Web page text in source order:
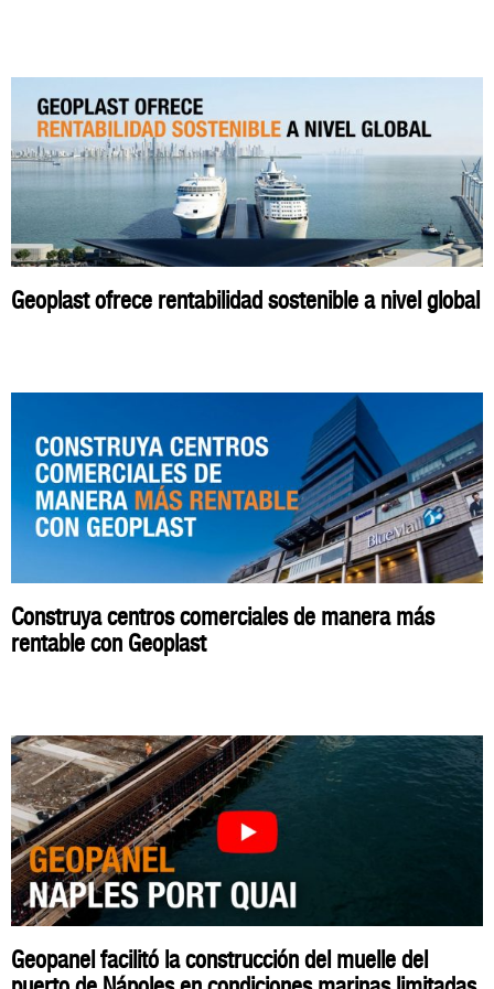
Geoplast ofrece rentabilidad sostenible a nivel global
Construya centros comerciales de manera más
rentable con Geoplast
Geopanel facilitó la construcción del muelle del